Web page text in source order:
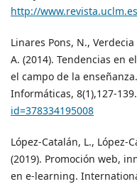
http://
Linares Pons, N.,
A. (2014). Tendencias en
el campo de la
Informáticas, 8(1),127-139.
id=378334195008
López-Catalán, L., López-
(2019). Promoción web,
en e-learning.